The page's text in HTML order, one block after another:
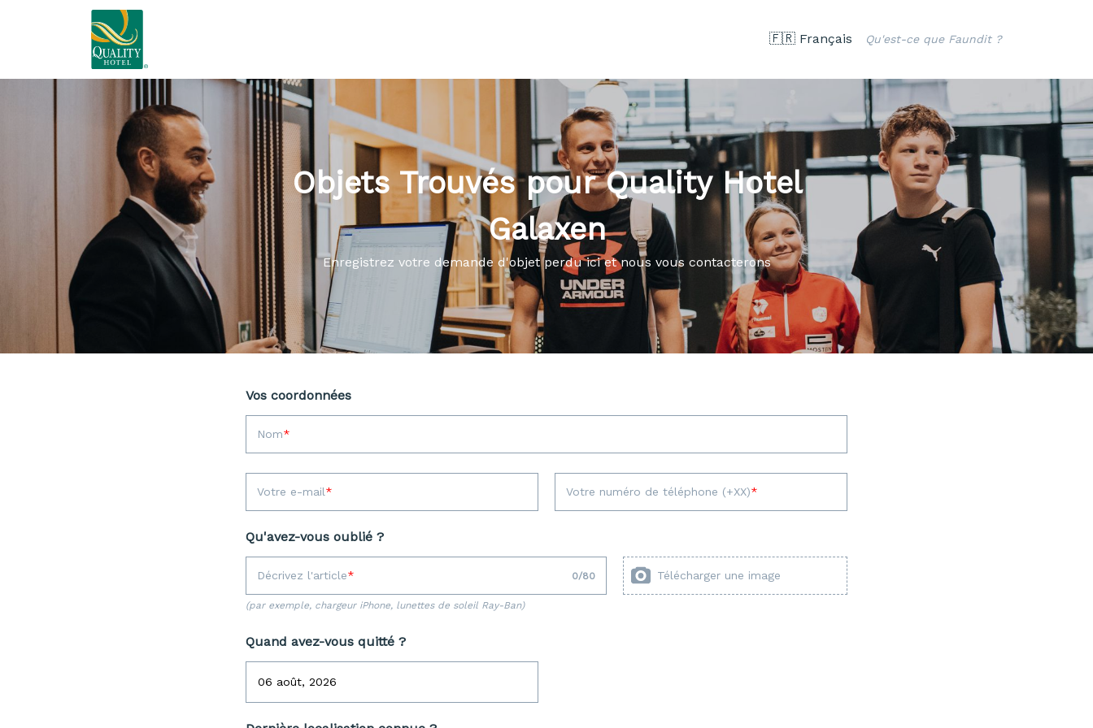
🇫🇷 Français Qu'est-ce que Faundit ?
Objets Trouvés pour Quality Hotel
Galaxen
Enregistrez votre demande d'objet perdu ici et nous vous contacterons
Vos coordonnées
Nom
Votre e-mail Votre numéro de téléphone (+XX)
Qu'avez-vous oublié ?
Décrivez l'article 0/80 Télécharger une image
(par exemple, chargeur iPhone, lunettes de soleil Ray-Ban)
Quand avez-vous quitté ?